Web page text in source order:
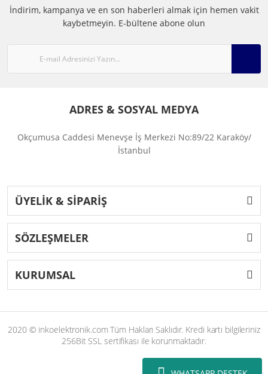
İndirim, kampanya ve en son haberleri almak için hemen vakit
kaybetmeyin. E-bültene abone olun
ADRES & SOSYAL MEDYA
Okçumusa Caddesi Menevşe İş Merkezi No:89/22 Karaköy/
İstanbul
ÜYELİK & SİPARİŞ
SÖZLEŞMELER
KURUMSAL
2020 © inkoelektronik.com Tüm Hakları Saklıdır. Kredi kartı bilgileriniz
256Bit SSL sertifikası ile korunmaktadır.